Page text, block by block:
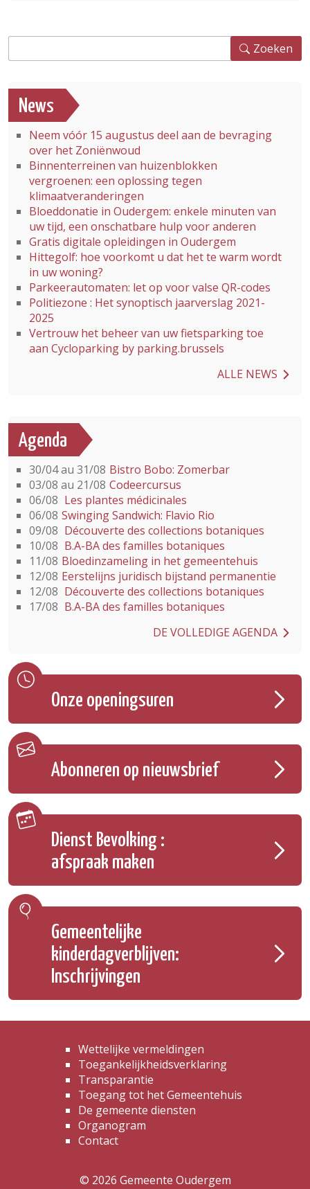
Zoeken
News
Neem vóór 15 augustus deel aan de bevraging
over het Zoniënwoud
Binnenterreinen van huizenblokken
vergroenen: een oplossing tegen
klimaatveranderingen
Bloeddonatie in Oudergem: enkele minuten van
uw tijd, een onschatbare hulp voor anderen
Gratis digitale opleidingen in Oudergem
Hittegolf: hoe voorkomt u dat het te warm wordt
in uw woning?
Parkeerautomaten: let op voor valse QR-codes
Politiezone : Het synoptisch jaarverslag 2021-
2025
Vertrouw het beheer van uw fietsparking toe
aan Cycloparking by parking.brussels
ALLE NEWS
Agenda
30/04 au 31/08 Bistro Bobo: Zomerbar
03/08 au 21/08 Codeercursus
06/08 Les plantes médicinales
06/08 Swinging Sandwich: Flavio Rio
09/08 Découverte des collections botaniques
10/08 B.A-BA des familles botaniques
11/08 Bloedinzameling in het gemeentehuis
12/08 Eerstelijns juridisch bijstand permanentie
12/08 Découverte des collections botaniques
17/08 B.A-BA des familles botaniques
DE VOLLEDIGE AGENDA
Onze openingsuren
Abonneren op nieuwsbrief
Dienst Bevolking :
afspraak maken
Gemeentelijke
kinderdagverblijven:
Inschrijvingen
Wettelijke vermeldingen
Toegankelijkheidsverklaring
Transparantie
Toegang tot het Gemeentehuis
De gemeente diensten
Organogram
Contact
© 2026 Gemeente Oudergem